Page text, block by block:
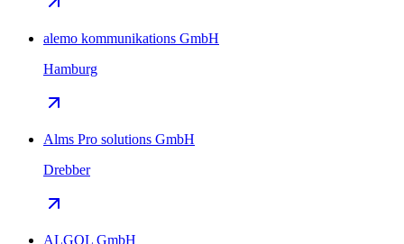
alemo kommunikations GmbH
Hamburg
Alms Pro solutions GmbH
Drebber
ALGOL GmbH